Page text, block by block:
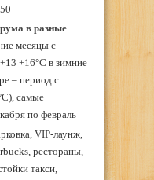
в разные
месяцы с
+16°С в зимние
– период с
самые
по февраль
VIP-лаунж,
рестораны,
такси,